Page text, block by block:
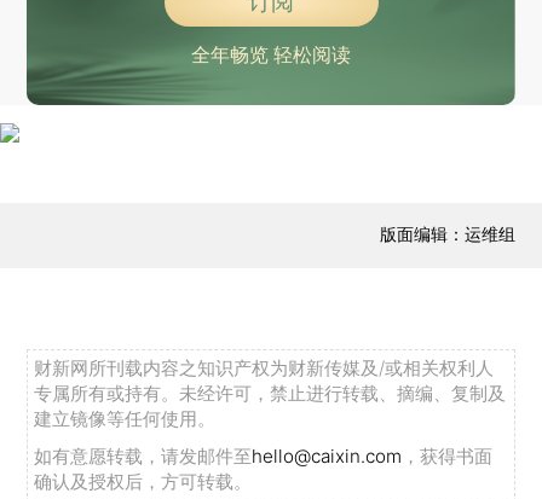
全年畅览 轻松阅读
版面编辑：运维组
财新网所刊载内容之知识产权为财新传媒及/或相关权利人
专属所有或持有。未经许可，禁止进行转载、摘编、复制及
建立镜像等任何使用。
如有意愿转载，请发邮件至hello@caixin.com ，获得书面
确认及授权后，方可转载。